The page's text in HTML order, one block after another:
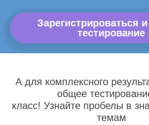
Зарегистрироваться
тестирование
А для комплексного
общее
класс! Узнайте пробелы в
темам